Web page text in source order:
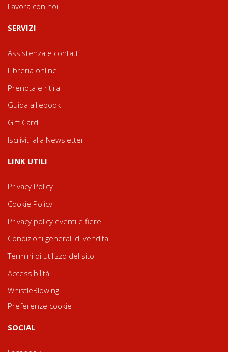
Lavora con noi
SERVIZI
Assistenza e contatti
Libreria online
Prenota e ritira
Guida all'ebook
Gift Card
Iscriviti alla Newsletter
LINK UTILI
Privacy Policy
Cookie Policy
Privacy policy eventi e fiere
Condizioni generali di vendita
Termini di utilizzo del sito
Accessibilità
WhistleBlowing
Preferenze cookie
SOCIAL